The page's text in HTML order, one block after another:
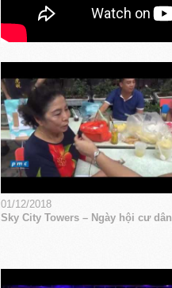
01/12/2018
Sky City Towers – Ngày hội cư dân